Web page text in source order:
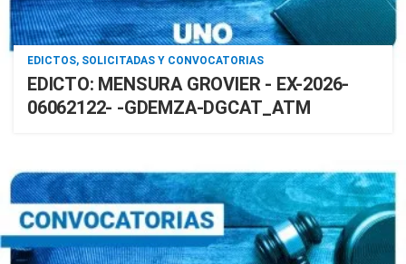
EDICTOS, SOLICITADAS Y CONVOCATORIAS
EDICTO: MENSURA GROVIER - EX-2026-
06062122- -GDEMZA-DGCAT_ATM